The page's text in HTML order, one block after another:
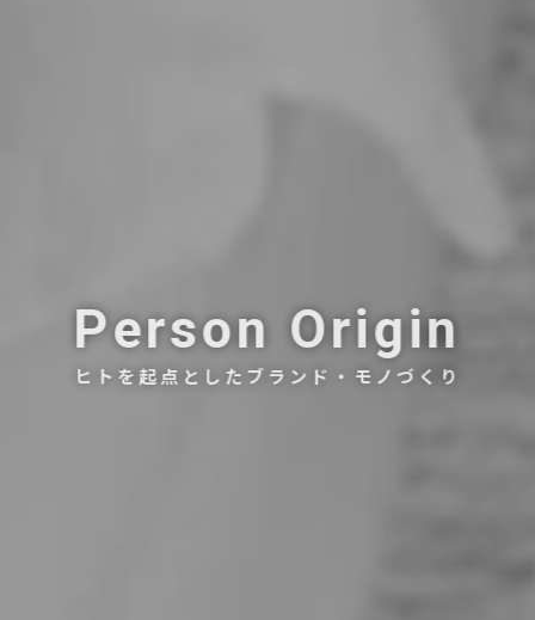
Person Origin
ヒトを起点としたブランド・モノづくり